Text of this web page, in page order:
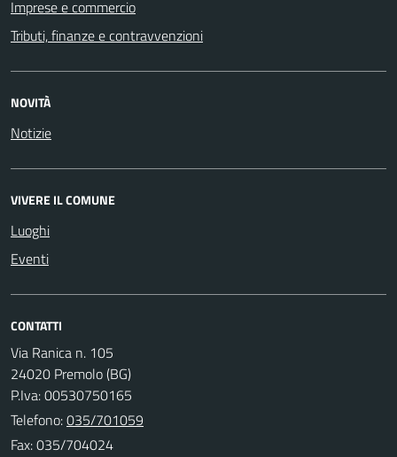
Imprese e commercio
Tributi, finanze e contravvenzioni
NOVITÀ
Notizie
VIVERE IL COMUNE
Luoghi
Eventi
CONTATTI
Via Ranica n. 105
24020 Premolo (BG)
P.Iva: 00530750165
Telefono:035/701059
Fax: 035/704024